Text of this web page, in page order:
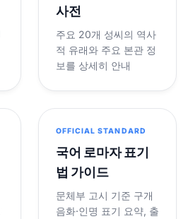
사전
주요 20개 성씨의 역사
적 유래와 주요 본관 정
보를 상세히 안내
OFFICIAL STANDARD
국어 로마자 표기
법 가이드
문체부 고시 기준 구개
음화·인명 표기 요약, 출